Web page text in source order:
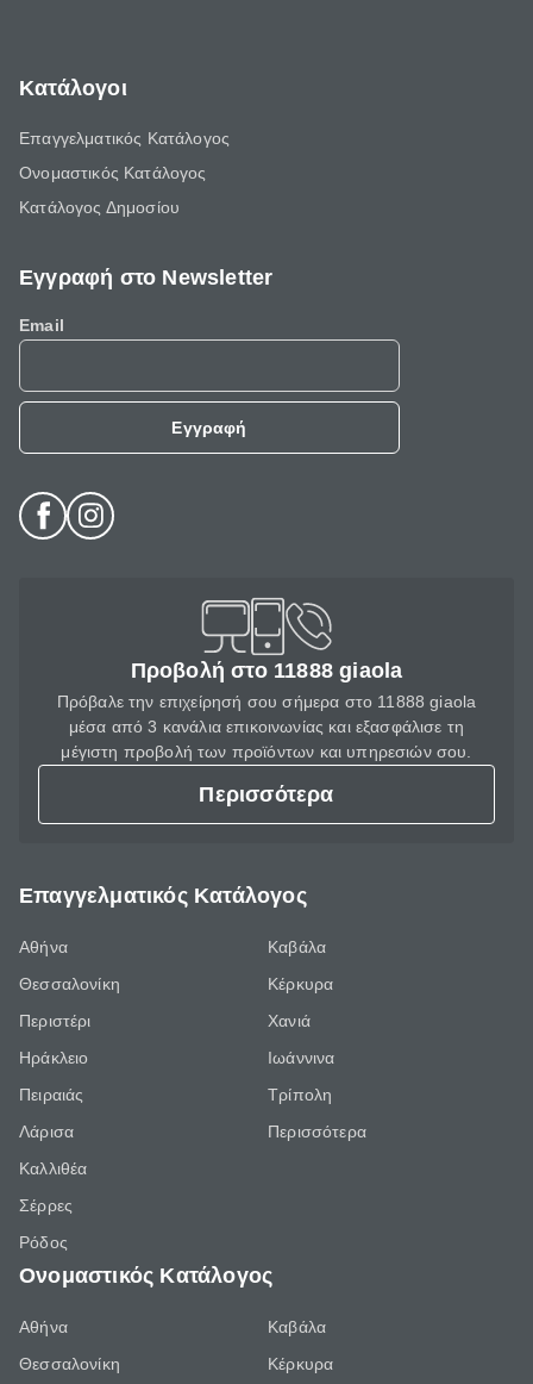
Κατάλογοι
Επαγγελματικός Κατάλογος
Ονομαστικός Κατάλογος
Κατάλογος Δημοσίου
Εγγραφή στο Newsletter
Email
Εγγραφή
Προβολή στο 11888 giaola
Πρόβαλε την επιχείρησή σου σήμερα στο 11888 giaola
μέσα από 3 κανάλια επικοινωνίας και εξασφάλισε τη
μέγιστη προβολή των προϊόντων και υπηρεσιών σου.
Περισσότερα
Επαγγελματικός Κατάλογος
Αθήνα
Θεσσαλονίκη
Περιστέρι
Ηράκλειο
Πειραιάς
Λάρισα
Καλλιθέα
Σέρρες
Ρόδος
Καβάλα
Κέρκυρα
Χανιά
Ιωάννινα
Τρίπολη
Περισσότερα
Ονομαστικός Κατάλογος
Αθήνα
Θεσσαλονίκη
Καβάλα
Κέρκυρα